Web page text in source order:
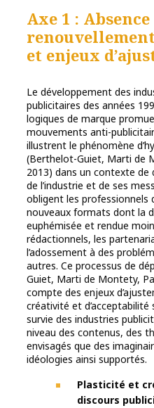
Axe 1 :
et enjeux
Le développement des
publicitaires des années
logiques de marque
mouvements anti-
illustrent le phénomène
(Berthelot-Guiet, Marti de
2013) dans un contexte de
de l’industrie et de ses
obligent les professionnels
nouveaux formats dont la
euphémisée et rendue
rédactionnels, les
l’adossement à des
autres. Ce processus de
Guiet, Marti de Montety,
compte des enjeux
créativité et
survie des industries
niveau des contenus, des
envisagés que des
idéologies ainsi supportés.
Plasticité et
discours